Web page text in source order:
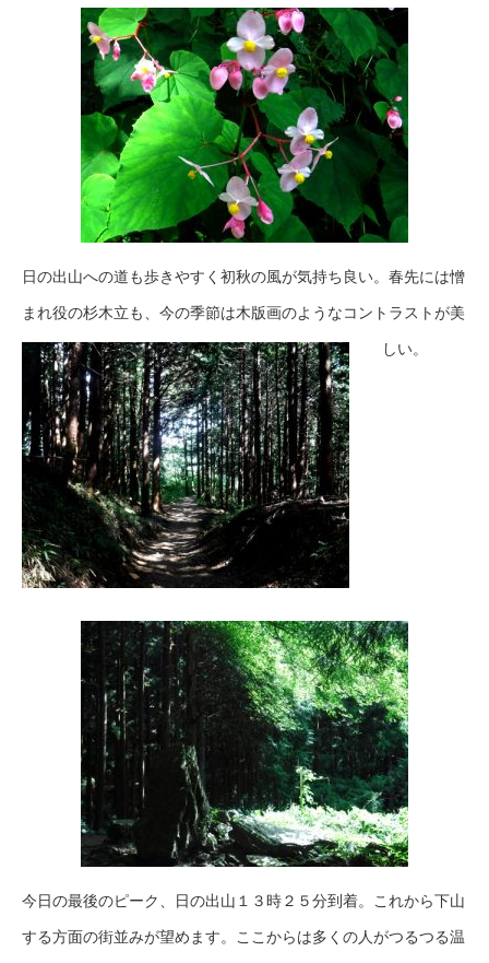
日の出山への道も歩きやすく初秋の風が気持ち良い。春先には憎
まれ役の杉木立も、今の季節は木版画のようなコントラストが美
しい。
今日の最後のピーク、日の出山１３時２５分到着。これから下山
する方面の街並みが望めます。ここからは多くの人がつるつる温